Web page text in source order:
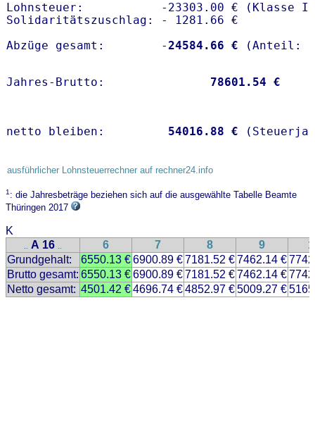
Lohnsteuer:           -23303.00 € (Klasse I)
Solidaritätszuschlag: - 1281.66 €
Abzüge gesamt:        -24584.66 €
Jahres-Brutto: 78601.54 €
netto bleiben: 54016.88 €
ausführlicher Lohnsteuerrechner auf rechner24.info
1: die Jahresbeträge beziehen sich auf die ausgewählte Tabelle Beamte
Thüringen 2017
K
.. A 16 .. 6 7 8 9
Grundgehalt:
6550.13 €6900.89 €7181.52 €7462.14 €
Brutto gesamt: 6550.13 €6900.89 €7181.52 €7462.14 €
Netto gesamt: 4501.42 €4696.74 €4852.97 €5009.27 €